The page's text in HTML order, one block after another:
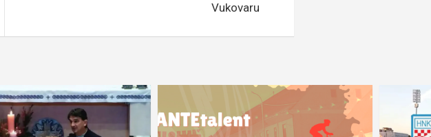
Vukovaru